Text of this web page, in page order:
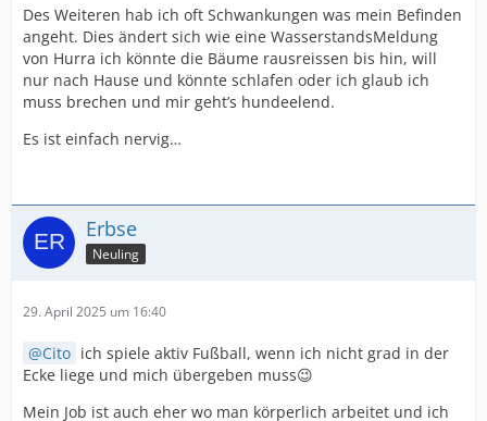
Des Weiteren hab ich oft Schwankungen was mein Befinden
angeht. Dies ändert sich wie eine WasserstandsMeldung
von Hurra ich könnte die Bäume rausreissen bis hin, will
nur nach Hause und könnte schlafen oder ich glaub ich
muss brechen und mir geht’s hundeelend.
Es ist einfach nervig…
Erbse
Neuling
29. April 2025 um 16:40
Cito ich spiele aktiv Fußball, wenn ich nicht grad in der
Ecke liege und mich übergeben muss😉
Mein Job ist auch eher wo man körperlich arbeitet und ich